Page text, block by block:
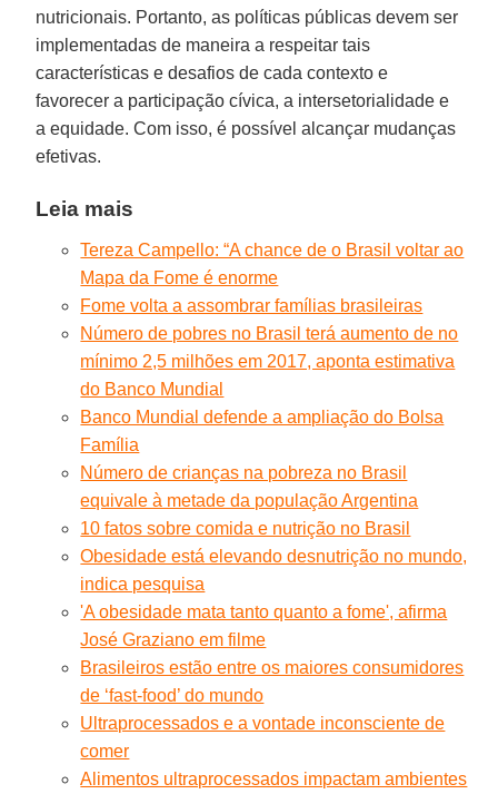
nutricionais. Portanto, as políticas públicas devem ser
implementadas de maneira a respeitar tais
características e desafios de cada contexto e
favorecer a participação cívica, a intersetorialidade e
a equidade. Com isso, é possível alcançar mudanças
efetivas.
Leia mais
Tereza Campello: “A chance de o Brasil voltar ao
Mapa da Fome é enorme
Fome volta a assombrar famílias brasileiras
Número de pobres no Brasil terá aumento de no
mínimo 2,5 milhões em 2017, aponta estimativa
do Banco Mundial
Banco Mundial defende a ampliação do Bolsa
Família
Número de crianças na pobreza no Brasil
equivale à metade da população Argentina
10 fatos sobre comida e nutrição no Brasil
Obesidade está elevando desnutrição no mundo,
indica pesquisa
'A obesidade mata tanto quanto a fome', afirma
José Graziano em filme
Brasileiros estão entre os maiores consumidores
de ‘fast-food’ do mundo
Ultraprocessados e a vontade inconsciente de
comer
Alimentos ultraprocessados impactam ambientes